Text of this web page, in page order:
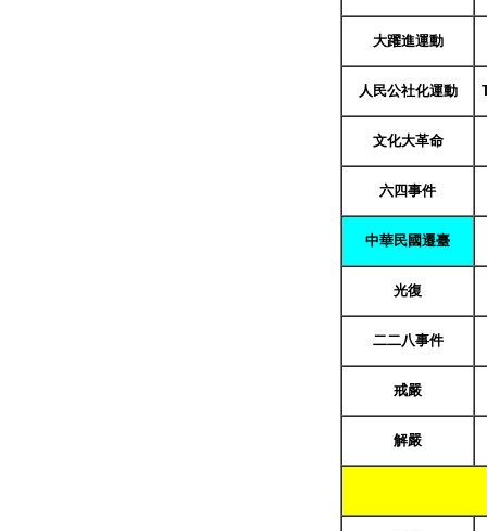
大躍進運動
人民公社化運動
文化大革命
六四事件
中華民國遷臺
光復
二二八事件
戒嚴
解嚴